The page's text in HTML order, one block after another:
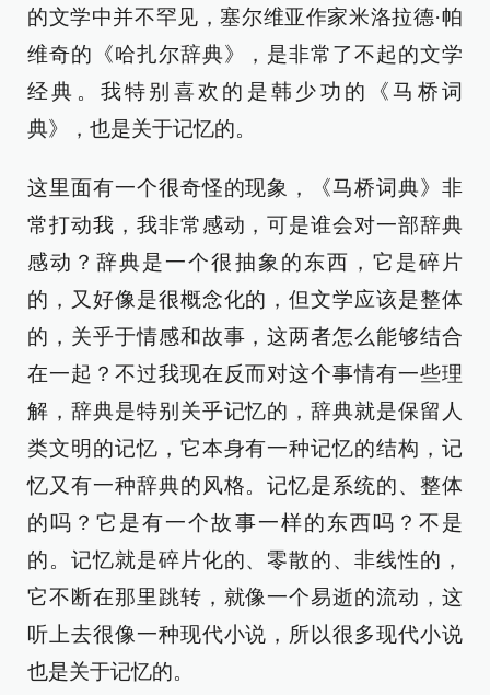
的文学中并不罕见，塞尔维亚作家米洛拉德·帕
维奇的《哈扎尔辞典》，是非常了不起的文学
经典。我特别喜欢的是韩少功的《马桥词
典》，也是关于记忆的。
这里面有一个很奇怪的现象，《马桥词典》非
常打动我，我非常感动，可是谁会对一部辞典
感动？辞典是一个很抽象的东西，它是碎片
的，又好像是很概念化的，但文学应该是整体
的，关乎于情感和故事，这两者怎么能够结合
在一起？不过我现在反而对这个事情有一些理
解，辞典是特别关乎记忆的，辞典就是保留人
类文明的记忆，它本身有一种记忆的结构，记
忆又有一种辞典的风格。记忆是系统的、整体
的吗？它是有一个故事一样的东西吗？不是
的。记忆就是碎片化的、零散的、非线性的，
它不断在那里跳转，就像一个易逝的流动，这
听上去很像一种现代小说，所以很多现代小说
也是关于记忆的。